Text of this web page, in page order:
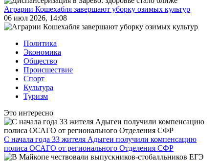
Аграрии Кошехабля завершают уборку озимых культур
06 июл 2026, 14:08
Политика
Экономика
Общество
Происшествие
Спорт
Культура
Туризм
Это интересно
С начала года 33 жителя Адыгеи получили компенсацию
полиса ОСАГО от регионального Отделения СФР